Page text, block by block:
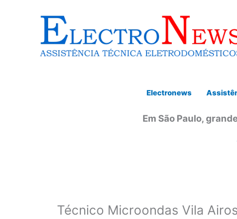
Electronews
Em São Paulo,
Técnico Microondas Vila